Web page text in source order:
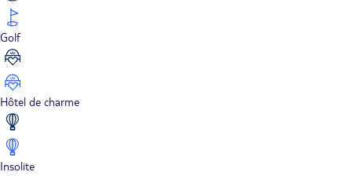
Golf
Hôtel de charme
Insolite